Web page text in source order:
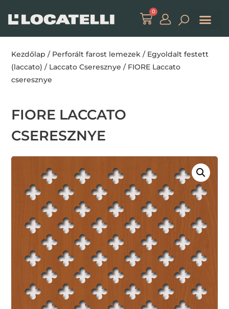
0
Kezdőlap / Perforált farost lemezek / Egyoldalt festett
(laccato) / Laccato Cseresznye / FIORE Laccato
cseresznye
FIORE LACCATO
CSERESZNYE